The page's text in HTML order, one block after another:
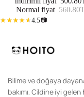
Vitamini Serumu (30
Normal fiyat
4.5📷
Bilime ve doğaya
bakımı. Cildine iyi